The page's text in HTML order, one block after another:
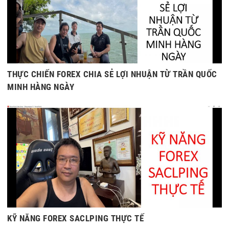
THỰC CHIẾN FOREX CHIA SẺ LỢI NHUẬN TỪ TRẦN QUỐC
MINH HÀNG NGÀY
KỸ NĂNG FOREX SACLPING THỰC TẾ